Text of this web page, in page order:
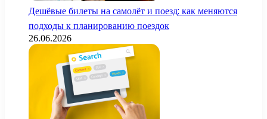
Дешёвые билеты на самолёт и поезд: как меняются
подходы к планированию поездок
26.06.2026